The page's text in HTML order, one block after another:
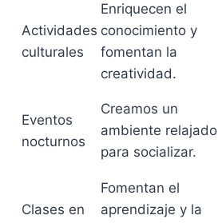
Actividades
culturales
Enriquecen el
conocimiento y
fomentan la
creatividad.
Eventos
nocturnos
Creamos un
ambiente relajado
para socializar.
Clases en
Fomentan el
aprendizaje y la